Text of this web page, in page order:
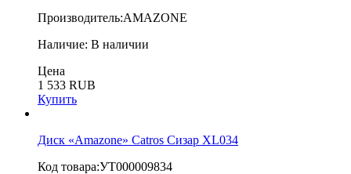
Производитель:AMAZONE
Наличие: В наличии
Цена
1 533 RUB
Купить
Диск «Amazone» Catros Сизар XL034
Код товара:УТ000009834